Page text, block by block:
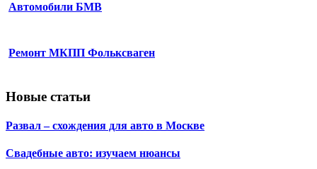
Автомобили БМВ
Ремонт МКПП Фольксваген
Новые статьи
Развал – схождения для авто в Москве
Свадебные авто: изучаем нюансы